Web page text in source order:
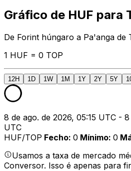
Gráfico de HUF para
De Forint húngaro a Pa'anga de
1 HUF = 0 TOP
12H 1D 1W 1M 1Y 2Y 5Y
8 de ago. de 2026, 05:15 UTC -
UTC
HUF/TOP Fecho: 0 Mínimo: 0
Usamos a taxa de mercado
Conversor. Isso é apenas para